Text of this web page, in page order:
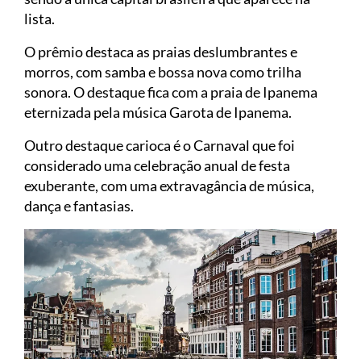
lista.
O prêmio destaca as praias deslumbrantes e
morros, com samba e bossa nova como trilha
sonora. O destaque fica com a praia de Ipanema
eternizada pela música Garota de Ipanema.
Outro destaque carioca é o Carnaval que foi
considerado uma celebração anual de festa
exuberante, com uma extravagância de música,
dança e fantasias.